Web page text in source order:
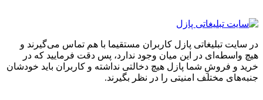
در سایت تبلیغاتی پازل کاربران مستقیما با هم تماس می‌گیرند و
هیچ واسطه‌ای در این میان وجود ندارد، پس دقت فرمایید که در
خرید و فروشِ شما پازل هیچ دخالتی نداشته و کاربران باید خودشان
جنبه‌های مختلف امنیتی را در نظر بگیرند.